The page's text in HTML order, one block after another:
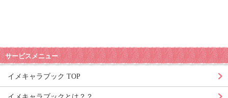
サービスメニュー
イメキャラブック TOP